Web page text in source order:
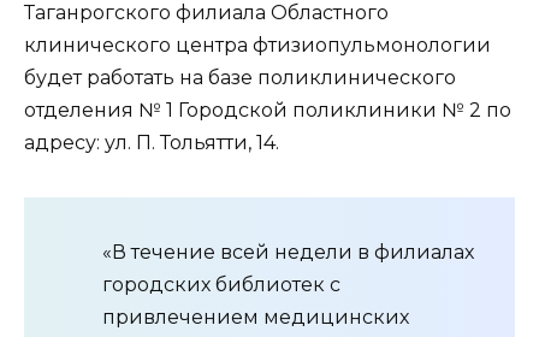
Таганрогского филиала Областного
клинического центра фтизиопульмонологии
будет работать на базе поликлинического
отделения № 1 Городской поликлиники № 2 по
адресу: ул. П. Тольятти, 14.
«В течение всей недели в филиалах
городских библиотек с
привлечением медицинских